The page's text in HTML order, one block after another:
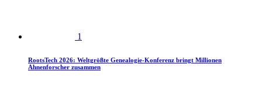
1
RootsTech 2026: Weltgrößte Genealogie-Konferenz bringt Millionen
Ahnenforscher zusammen